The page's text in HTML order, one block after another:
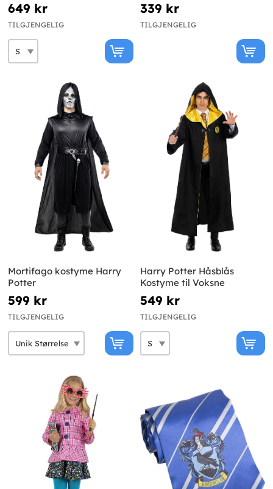
649 kr
TILGJENGELIG
339 kr
TILGJENGELIG
Mortifago kostyme Harry
Potter
599 kr
TILGJENGELIG
Harry Potter Håsblås
Kostyme til Voksne
549 kr
TILGJENGELIG